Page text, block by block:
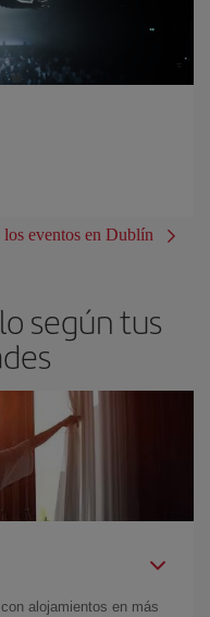
eventos en Dublín
según tus
alojamientos en más